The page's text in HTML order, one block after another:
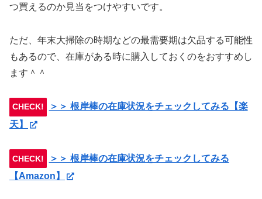
つ買えるのか見当をつけやすいです。
ただ、年末大掃除の時期などの最需要期は欠品する可能性
もあるので、在庫がある時に購入しておくのをおすすめし
ます＾＾
CHECK!
＞＞ 根岸棒の在庫状況をチェックしてみる【楽
天】
CHECK!
＞＞ 根岸棒の在庫状況をチェックしてみる
【Amazon】